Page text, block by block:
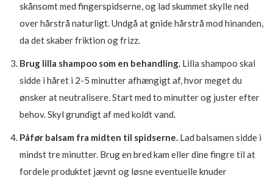
skånsomt med fingerspidserne, og lad skummet skylle ned
over hårstrå naturligt. Undgå at gnide hårstrå mod hinanden,
da det skaber friktion og frizz.
Brug lilla shampoo som en behandling. Lilla shampoo skal
sidde i håret i 2-5 minutter afhængigt af, hvor meget du
ønsker at neutralisere. Start med to minutter og juster efter
behov. Skyl grundigt af med koldt vand.
Påfør balsam fra midten til spidserne. Lad balsamen sidde i
mindst tre minutter. Brug en bred kam eller dine fingre til at
fordele produktet jævnt og løsne eventuelle knuder